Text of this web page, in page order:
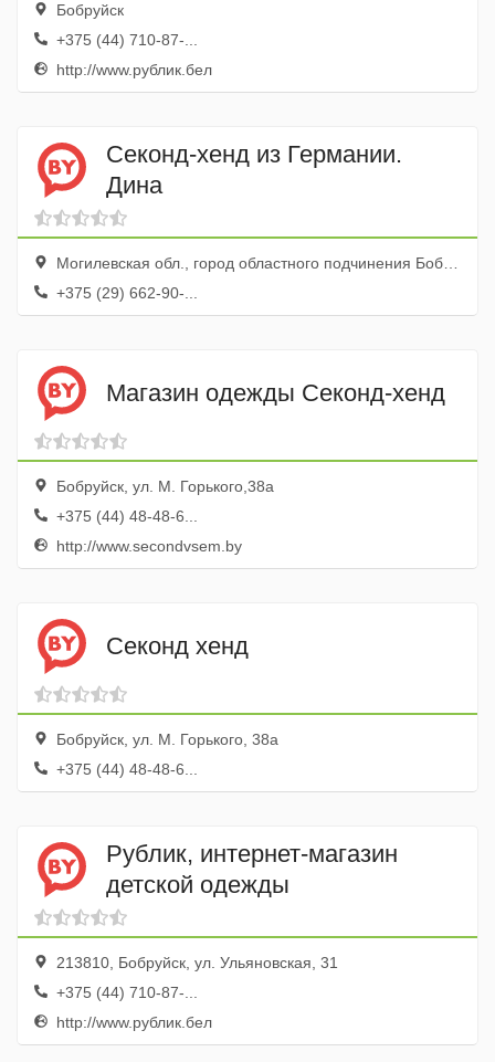
Бобруйск
+375 (44) 710-87-...
http://www.рублик.бел
Секонд-хенд из Германии.
Дина
Могилевская обл., город областного подчинения Бобруйск, Бобруйск, ул. Пролетарская, 31а
+375 (29) 662-90-...
Магазин одежды Секонд-хенд
Бобруйск, ул. М. Горького,38а
+375 (44) 48-48-6...
http://www.secondvsem.by
Секонд хенд
Бобруйск, ул. М. Горького, 38а
+375 (44) 48-48-6...
Рублик, интернет-магазин
детской одежды
213810, Бобруйск, ул. Ульяновская, 31
+375 (44) 710-87-...
http://www.рублик.бел